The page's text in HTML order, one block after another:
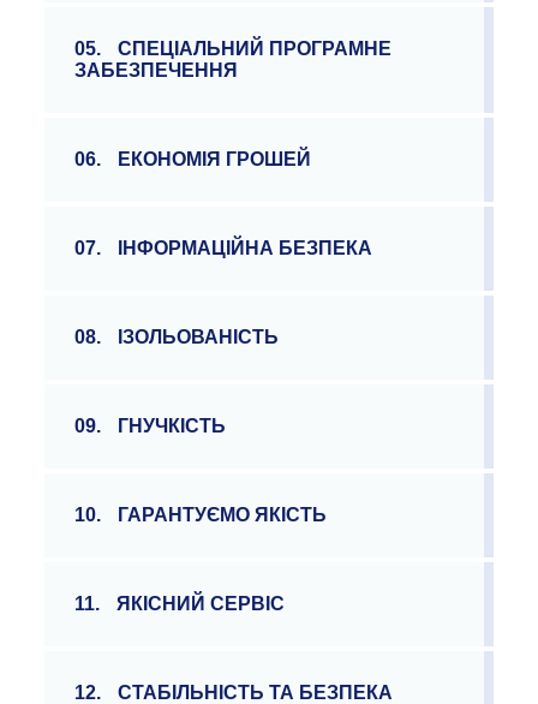
05.
СПЕЦІАЛЬНИЙ ПРОГРАМНЕ
ЗАБЕЗПЕЧЕННЯ
06. ЕКОНОМІЯ ГРОШЕЙ
07. ІНФОРМАЦІЙНА БЕЗПЕКА
08. ІЗОЛЬОВАНІСТЬ
09. ГНУЧКІСТЬ
10. ГАРАНТУЄМО ЯКІСТЬ
11. ЯКІСНИЙ СЕРВІС
12. СТАБІЛЬНІСТЬ ТА БЕЗПЕКА